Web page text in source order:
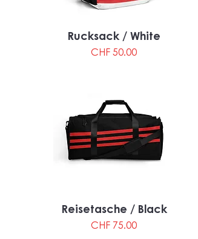
Rucksack / White
Preis
CHF 50.00
Reisetasche / Black
Preis
CHF 75.00